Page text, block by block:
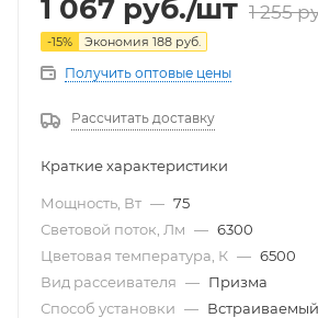
1 067 руб./шт 1 255
-15% Экономия 188 руб.
Получить оптовые цены
Рассчитать доставку
Краткие характеристики
Мощность, Вт — 75
Световой поток, Лм — 6300
Цветовая температура, К — 6500
Вид рассеивателя — Призма
Способ установки —